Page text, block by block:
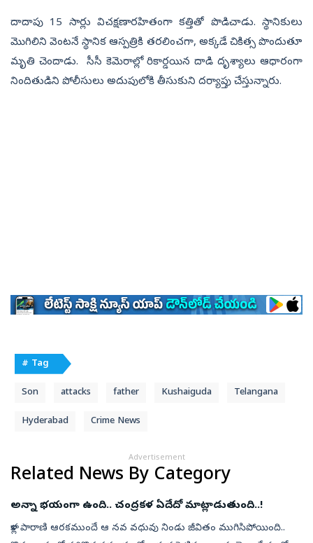
దాదాపు 15 సార్లు విచక్షణారహితంగా కత్తితో పొడిచాడు. స్థానికులు
మొగిలిని వెంటనే స్థానిక ఆస్పత్రికి తరలించగా, అక్కడే చికిత్స పొందుతూ
మృతి చెందాడు. సీసీ కెమెరాల్లో రికార్డయిన దాడి దృశ్యాలు ఆధారంగా
నిందితుడిని పోలీసులు అదుపులోకి తీసుకుని దర్యాప్తు చేస్తున్నారు.
# Tag
Son attacks father Kushaiguda Telangana
Hyderabad Crime News
Advertisement
Related News By Category
అన్నా భయంగా ఉంది.. చంద్రకళ ఏదేదో మాట్లాడుతుంది..!
కాళ్ల పారాణి ఆరకముందే ఆ నవ వధువు నిండు జీవితం ముగిసిపోయింది..